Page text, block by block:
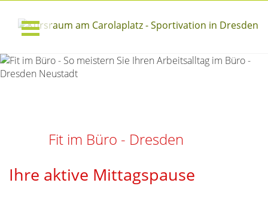
Fit im Büro - Dresden
Ihre aktive Mittagspause